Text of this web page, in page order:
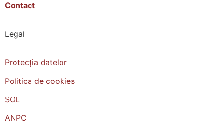
Contact
Legal
Protecția datelor
Politica de cookies
SOL
ANPC